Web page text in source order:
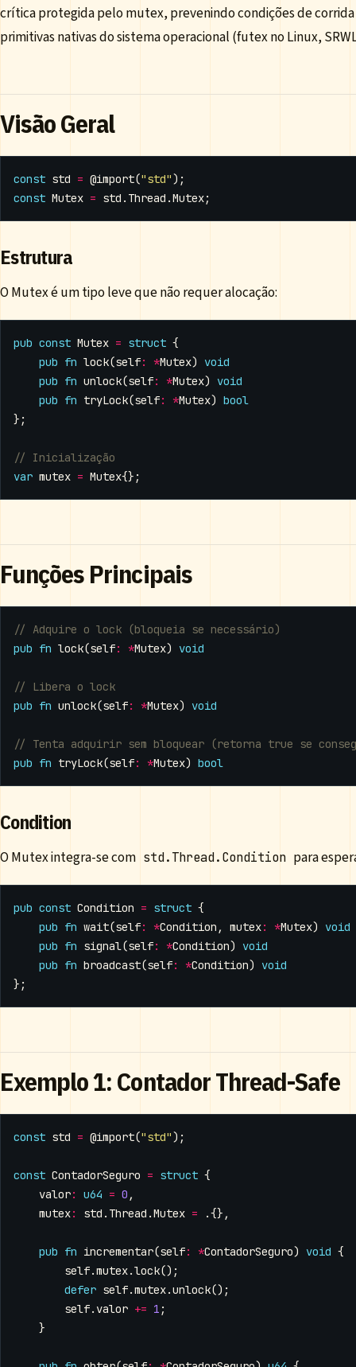
crítica protegida pelo mutex, prevenindo condições de
primitivas nativas do sistema operacional (futex no Linux,
Visão Geral
const std = @import("std");
const Mutex = std . Thread .Mutex;
Estrutura
O Mutex é um tipo leve que não requer alocação:
pub const Mutex = struct {
pub fn lock(self: *Mutex)
void
pub fn unlock(self: *Mutex)
void
pub fn tryLock(self: *Mutex) bool
};
var mutex = Mutex{};
Funções Principais
pub fn lock(self: *Mutex) void
pub fn unlock(self: *Mutex) void
pub fn tryLock(self: *Mutex) bool
Condition
O Mutex integra-se com std.Thread.Condition para
pub const Condition = struct {
pub fn wait(self: *Condition , mutex: *Mutex)
void
pub fn signal(self: *Condition)
void
pub fn broadcast(self: *Condition)
void
};
Exemplo 1: Contador Thread-Safe
const std = @import("std" );
const ContadorSeguro = struct {
valor: u64 = 0 ,
mutex: std . Thread .Mutex = .{},
pub fn incrementar(self: *ContadorSeguro) void {
self.mutex.lock();
defer self.mutex.unlock();
self. valor += 1 ;
}